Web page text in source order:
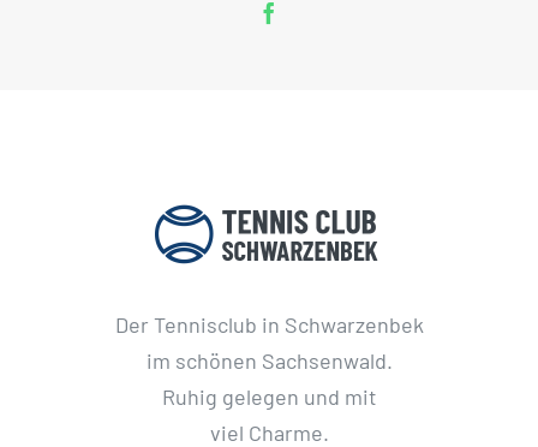
Der Tennisclub in Schwarzenbek
im schönen Sachsenwald.
Ruhig gelegen und mit
viel Charme.